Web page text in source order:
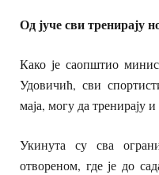
Од јуче сви тренирају
Како је саопштио
Удовичић, сви
маја, могу да тренирају
Укинута су сва
отвореном, где је до